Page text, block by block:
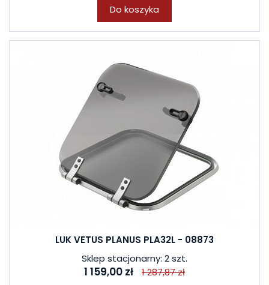
Do koszyka
LUK VETUS PLANUS PLA32L - 08873
Sklep stacjonarny: 2 szt.
1 159,00 zł 1 287,87 zł